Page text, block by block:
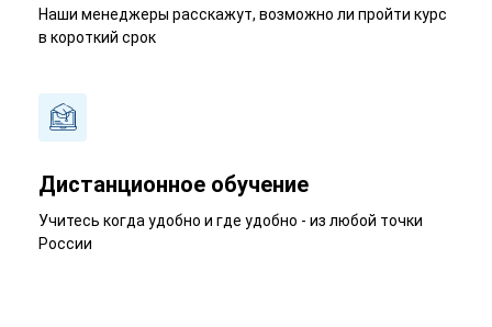
Наши менеджеры расскажут, возможно ли пройти курс
в короткий срок
Дистанционное обучение
Учитесь когда удобно и где удобно - из любой точки
России